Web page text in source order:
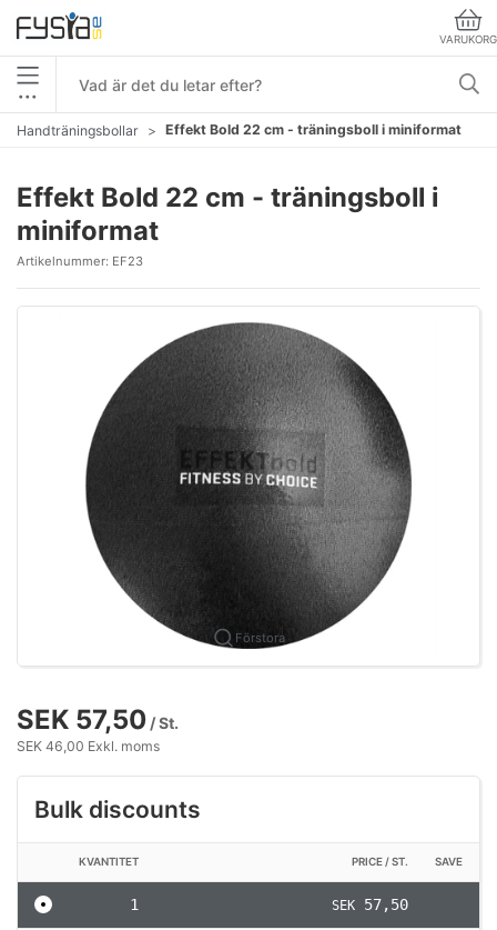
VARUKORG
•••
Handträningsbollar Effekt Bold 22 cm - träningsboll i miniformat
Effekt Bold 22 cm - träningsboll i
miniformat
Artikelnummer: EF23
Förstora
SEK 57,50 / St.
SEK 46,00 Exkl. moms
Bulk discounts
KVANTITET PRICE / ST. SAVE
1 SEK 57,50